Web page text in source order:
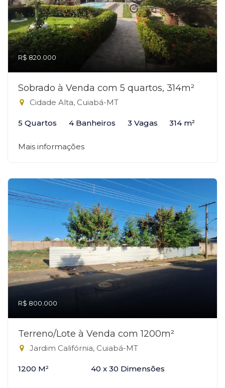
R$ 820.000
Sobrado à Venda com 5 quartos, 314m²
Cidade Alta, Cuiabá-MT
5 Quartos 4 Banheiros 3 Vagas 314 m²
Mais informações
R$ 800.000
Terreno/Lote à Venda com 1200m²
Jardim Califórnia, Cuiabá-MT
1200 M² 40 x 30 Dimensões